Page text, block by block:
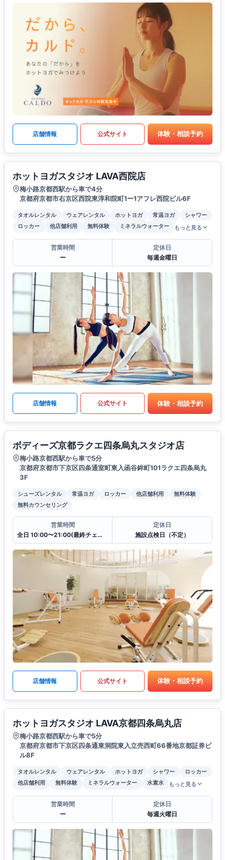
店舗情報 公式サイト 体験・相談予約
ホットヨガスタジオ LAVA西院店
梅小路京都西駅から車で4分
京都府京都市右京区西院東淳和院町1ー1アフレ西院ビル6F
タオルレンタル ウェアレンタル ホットヨガ 常温ヨガ
シャワー
ロッカー
他店舗利用 無料体験 ミネラルウォーター もっと見る
営業時間
ー
定休日
毎週金曜日
店舗情報 公式サイト 体験・相談予約
ボディーズ京都ラクエ四条烏丸スタジオ店
梅小路京都西駅から車で5分
京都府京都市下京区四条通室町東入函谷鉾町101ラクエ四条烏丸
3F
シューズレンタル 常温ヨガ ロッカー 他店舗利用
無料体験
無料カウンセリング
営業時間
全日 10:00〜21:00(最終チェックイン20:30)
定休日
施設点検日（不定）
店舗情報 公式サイト 体験・相談予約
ホットヨガスタジオ LAVA京都四条烏丸店
梅小路京都西駅から車で5分
京都府京都市下京区四条通東洞院東入立売西町66番地京都証券ビ
ル8F
タオルレンタル ウェアレンタル ホットヨガ シャワー
ロッカー
他店舗利用
無料体験 ミネラルウォーター 水素水 もっと見る
営業時間
ー
定休日
毎週火曜日